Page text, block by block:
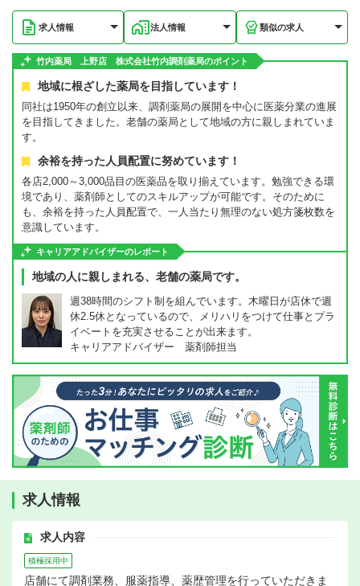
求人情報 法人情報 類似の求人
竹内薬局 上野店 株式会社竹内調剤薬局のポイント
地域に根ざした薬局を目指しています！
同社は1950年の創立以来、調剤薬局の展開を中心に医薬分業の進展
を目指してきました。老舗の薬局として地域の方に親しまれていま
す。
余裕を持った人員配置に努めています！
各店2,000～3,000品目の医薬品を取り揃えています。勉強できる環
境であり、薬剤師としてのスキルアップが可能です。そのために
も、余裕を持った人員配置で、一人当たり無理のない処方箋枚数を
意識しています。
キャリアアドバイザーのレポート
地域の人に親しまれる、老舗の薬局です。
週38時間のシフト制を組んでいます。木曜日が店休で週
休2.5休となっているので、メリハリをつけて仕事とプラ
イベートを充実させることが出来ます。
キャリアアドバイザー 薬剤師担当
求人情報
求人内容
積極採用中
店舗にて調剤業務、服薬指導、薬歴管理を行っていただきま